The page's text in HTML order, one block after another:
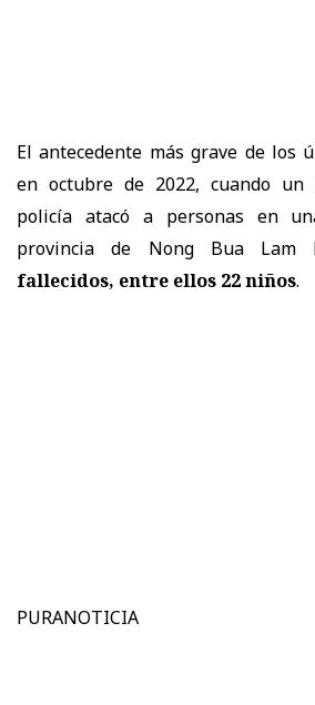
El antecedente más grave de los
en octubre de 2022, cuando
policía atacó a personas en
provincia de Nong Bua Lam
fallecidos, entre ellos 22 niños.
PURANOTICIA